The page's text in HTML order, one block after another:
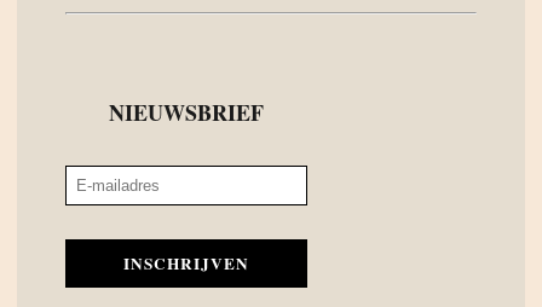
NIEUWSBRIEF
INSCHRIJVEN